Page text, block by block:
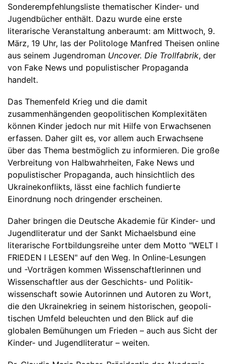
Sonderempfehlungsliste thematischer Kinder- und
Jugendbücher enthält. Dazu wurde eine erste
literarische Veranstaltung anberaumt: am Mittwoch, 9.
März, 19 Uhr, las der Politologe Manfred Theisen online
aus seinem Jugendroman Uncover. Die Trollfabrik, der
von Fake News und populistischer Propaganda
handelt.
Das Themenfeld Krieg und die damit
zusammenhängenden geopolitischen Komplexitäten
können Kinder jedoch nur mit Hilfe von Erwachsenen
erfassen. Daher gilt es, vor allem auch Erwachsene
über das Thema bestmöglich zu informieren. Die große
Verbreitung von Halbwahrheiten, Fake News und
populistischer Propaganda, auch hinsichtlich des
Ukrainekonflikts, lässt eine fachlich fundierte
Einordnung noch dringender erscheinen.
Daher bringen die Deutsche Akademie für Kinder- und
Jugendliteratur und der Sankt Michaelsbund eine
literarische Fortbildungsreihe unter dem Motto "WELT l
FRIEDEN l LESEN" auf den Weg. In Online-Lesungen
und -Vorträgen kommen Wissenschaftlerinnen und
Wissenschaftler aus der Geschichts- und Politik-
wissenschaft sowie Autorinnen und Autoren zu Wort,
die den Ukrainekrieg in seinem historischen, geopoli-
tischen Umfeld beleuchten und den Blick auf die
globalen Bemühungen um Frieden – auch aus Sicht der
Kinder- und Jugendliteratur – weiten.